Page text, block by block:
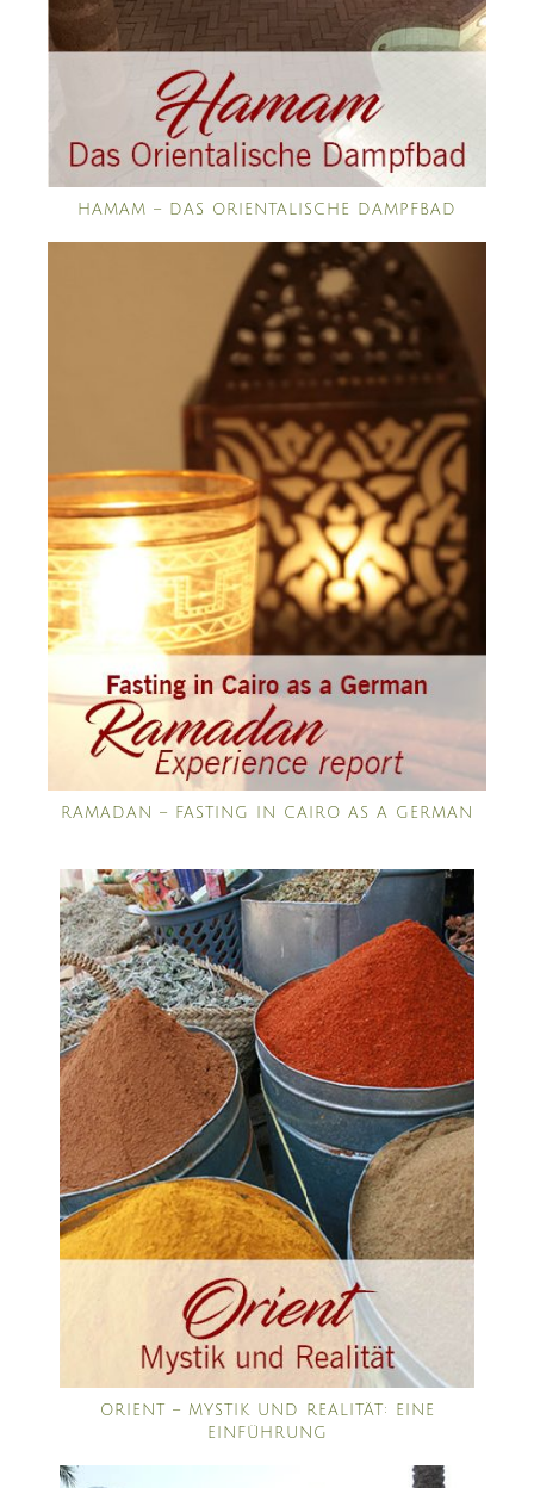
HAMAM – DAS ORIENTALISCHE DAMPFBAD
RAMADAN – FASTING IN CAIRO AS A GERMAN
ORIENT – MYSTIK UND REALITÄT: EINE
EINFÜHRUNG